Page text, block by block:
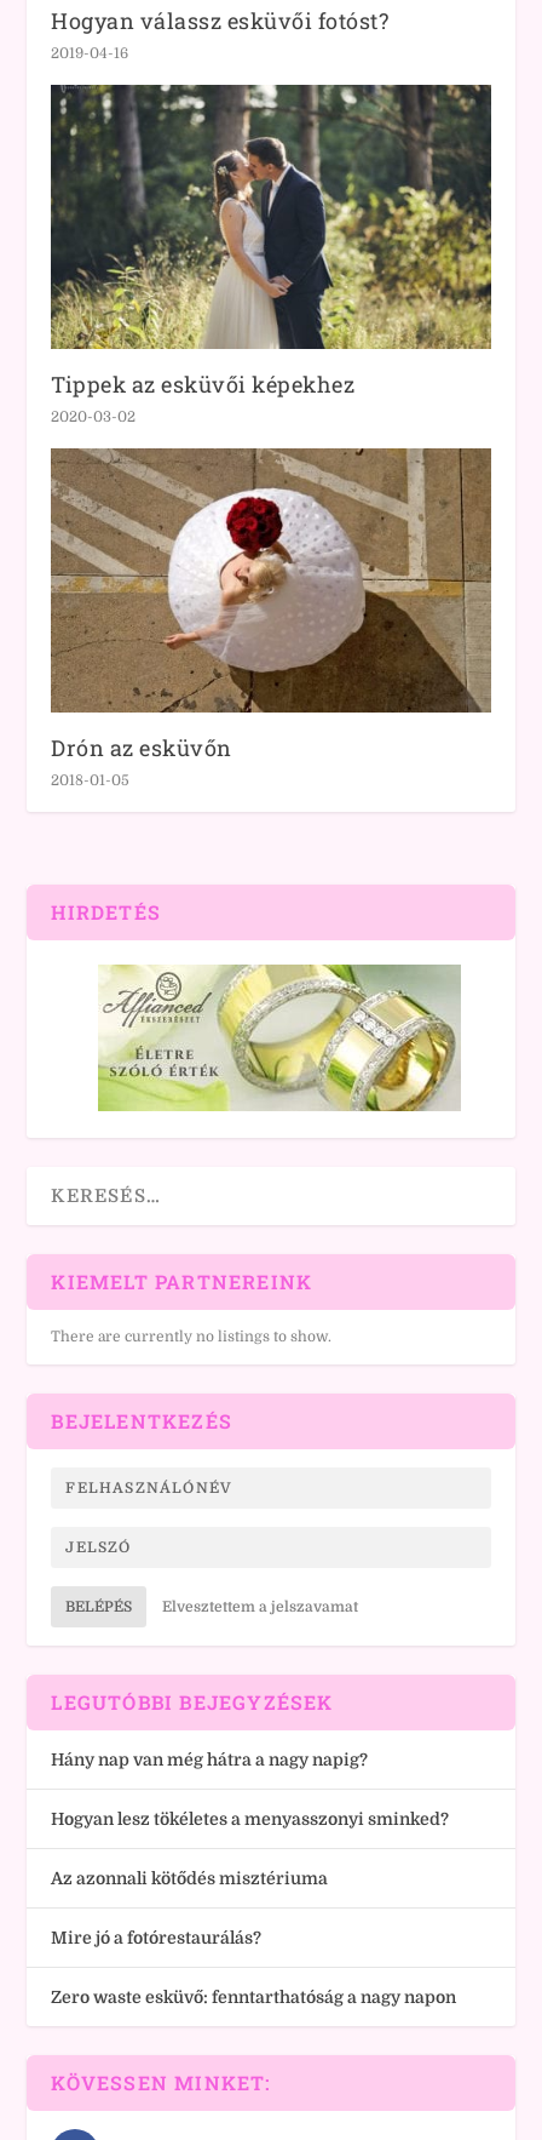
Hogyan válassz esküvői fotóst?
2019-04-16
Tippek az esküvői képekhez
2020-03-02
Drón az esküvőn
2018-01-05
HIRDETÉS
KIEMELT PARTNEREINK
There are currently no listings to show.
BEJELENTKEZÉS
BELÉPÉS Elvesztettem a jelszavamat
LEGUTÓBBI BEJEGYZÉSEK
Hány nap van még hátra a nagy napig?
Hogyan lesz tökéletes a menyasszonyi sminked?
Az azonnali kötődés misztériuma
Mire jó a fotórestaurálás?
Zero waste esküvő: fenntarthatóság a nagy napon
KÖVESSEN MINKET: